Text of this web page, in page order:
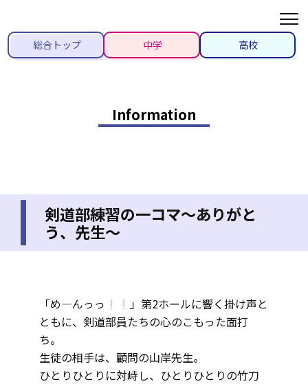
総合トップ 中学 高校
Information
剣道部練習の一コマ～ありがと
う、先生～
「め―んっっ
」第2ホールに響く掛け声と
ともに、剣道部員たちの心のこもった面打
ち。
生徒の相手は、顧問の山岸先生。
ひとりひとりに対峙し、ひとりひとりの竹刀